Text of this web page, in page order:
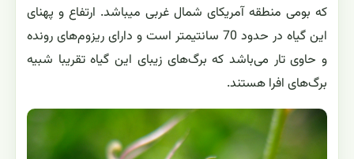
که بومی منطقه آمریکای شمال غربی می‏باشد. ارتفاع و پهنای
این گیاه در حدود 70 سانتیمتر است و دارای ریزوم‌‌های رونده
و حاوی تار می‌باشد كه برگ‌های زیبای اين گياه تقریبا شبیه
برگ‌های افرا هستند.